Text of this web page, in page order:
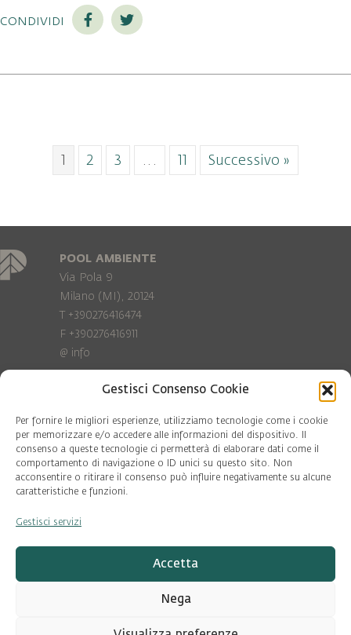
Gestisci Consenso Cookie
Per fornire le migliori esperienze, utilizziamo tecnologie come i cookie
per memorizzare e/o accedere alle informazioni del dispositivo. Il
consenso a queste tecnologie ci permetterà di elaborare dati come il
comportamento di navigazione o ID unici su questo sito. Non
acconsentire o ritirare il consenso può influire negativamente su alcune
caratteristiche e funzioni.
Gestisci servizi
Accetta
Nega
condividi
1 2 3 … 11 Successivo »
POOL AMBIENTE
Via Pola 9
Milano (MI), 20124
T +390276416474
F +390276416911
@ info
Privacy Policy
Cookie policy
COD. FISC. 97081560159
P.IVA 06375640965
© Pool Ambiente 2026
DESIGN & DEVELOPMENT by